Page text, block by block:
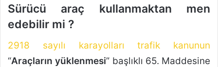
Sürücü araç kullanmaktan men
edebilir mi ?
2918 sayılı karayolları trafik kanunun
“Araçların yüklenmesi” başlıklı 65. Maddesine